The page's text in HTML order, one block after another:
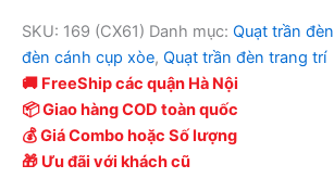
SKU: 169 (CX61) Danh mục: Quạt trần đèn
đèn cánh cụp xòe, Quạt trần đèn trang trí
🚚 FreeShip các quận Hà Nội
📦 Giao hàng COD toàn quốc
💰 Giá Combo hoặc Số lượng
🎁 Ưu đãi với khách cũ